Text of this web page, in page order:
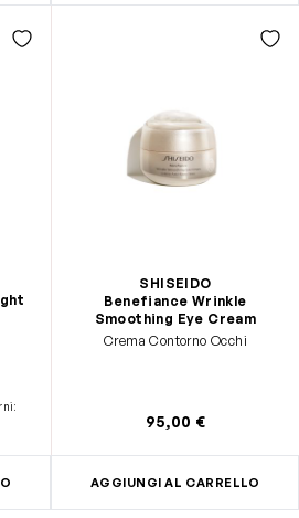
:
SHISEIDO
Benefiance Wrinkle
Smoothing Eye Cream
Crema Contorno Occhi
95,00 €
AGGIUNGI AL CARRELLO